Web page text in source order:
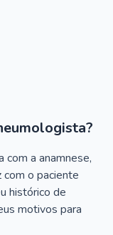
a anamnese,
o paciente
histórico de
motivos para